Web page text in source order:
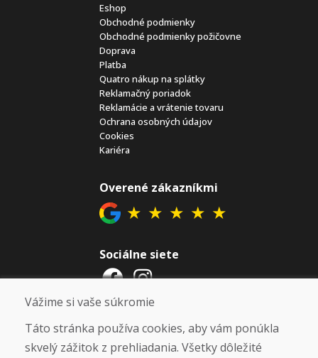
Eshop
Obchodné podmienky
Obchodné podmienky požičovne
Doprava
Platba
Quatro nákup na splátky
Reklamačný poriadok
Reklamácie a vrátenie tovaru
Ochrana osobných údajov
Cookies
Kariéra
Overené zákazníkmi
★ ★ ★ ★ ★
Sociálne siete
Otváracie hodiny
ZIMNÁ SEZÓNA 2025/2026 JE
Vážime si vaše súkromie
Táto stránka používa cookies, aby vám ponúkla
skvelý zážitok z prehliadania. Všetky dôležité